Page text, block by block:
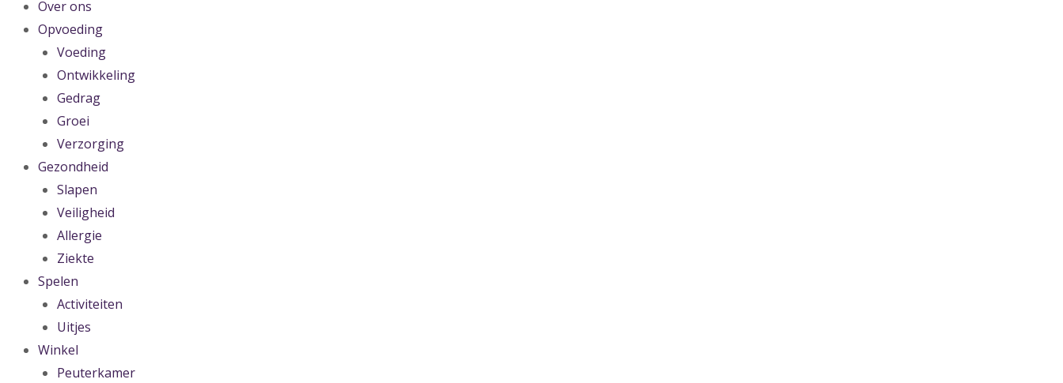
Over ons
Opvoeding
Voeding
Ontwikkeling
Gedrag
Groei
Verzorging
Gezondheid
Slapen
Veiligheid
Allergie
Ziekte
Spelen
Activiteiten
Uitjes
Winkel
Peuterkamer